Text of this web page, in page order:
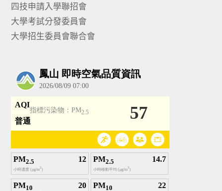
四技申請入學聯招會
大學考試分發委員會
大學招生委員會聯合會